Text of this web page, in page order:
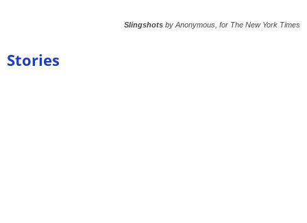
Slingshots by Anonymous, for The New York Times
Stories